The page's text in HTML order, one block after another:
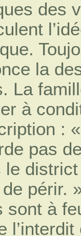
des
la
La
à
:
pas
le
périr.
sont à